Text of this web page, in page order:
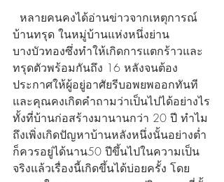
บ้านทรุด ในหมู่บ้านแห่งหนึ่งย่าน
บางบัวทองซึ่งทำให้เกิดการแตกร้าวและ
ทรุดตัวพร้อมกันถึง 16 หลังจนต้อง
ประกาศให้ผู้อยู่อาศัยรีบอพยพออกทันที
และคุณคงเกิดคำถามว่าเป็นไปได้อย่างไร
ทั้งที่บ้านก่อสร้างมานานกว่า 20 ปี ทำไม
ถึงเพิ่งเกิดปัญหาบ้านหลังหนึ่งนั้นอย่างต่ำ
ก็ควรอยู่ได้นาน50 ปีขึ้นไปในความเป็น
จริงแล้วเรื่องนี้เกิดขึ้นได้บ่อยครั้ง โดย